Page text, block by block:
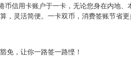
币信用卡账户于一卡，无论您身在内地
，灵活简便。一卡双币，消费签账节省更
免，让你一路签一路悭！